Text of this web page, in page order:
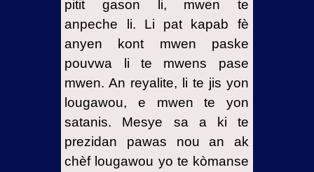
pitit gason li, mwen te
anpeche li. Li pat kapab fè
anyen kont mwen paske
pouvwa li te mwens pase
mwen. An reyalite, li te jis yon
lougawou, e mwen te yon
satanis. Mesye sa a ki te
prezidan pawas nou an ak
chèf lougawou yo te kòmanse